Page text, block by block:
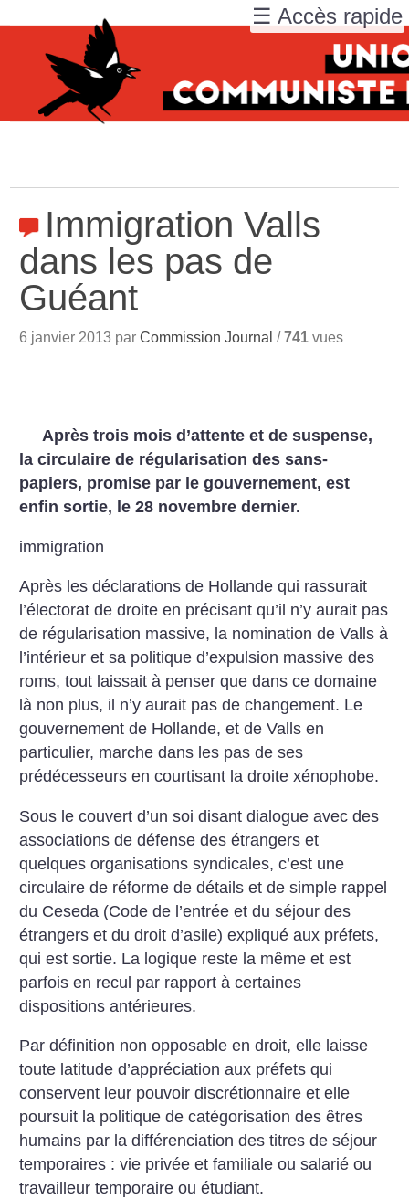
Immigration Valls
dans les pas de
Guéant
6 janvier 2013 parCommission Journal /741 vues
Après trois mois d’attente et de suspense,
la circulaire de régularisation des sans-
papiers, promise par le gouvernement, est
enfin sortie, le 28 novembre dernier.
immigration
Après les déclarations de Hollande qui rassurait
l’électorat de droite en précisant qu’il n’y aurait pas
de régularisation massive, la nomination de Valls à
l’intérieur et sa politique d’expulsion massive des
roms, tout laissait à penser que dans ce domaine
là non plus, il n’y aurait pas de changement. Le
gouvernement de Hollande, et de Valls en
particulier, marche dans les pas de ses
prédécesseurs en courtisant la droite xénophobe.
Sous le couvert d’un soi disant dialogue avec des
associations de défense des étrangers et
quelques organisations syndicales, c’est une
circulaire de réforme de détails et de simple rappel
du Ceseda (Code de l’entrée et du séjour des
étrangers et du droit d’asile) expliqué aux préfets,
qui est sortie. La logique reste la même et est
parfois en recul par rapport à certaines
dispositions antérieures.
Par définition non opposable en droit, elle laisse
toute latitude d’appréciation aux préfets qui
conservent leur pouvoir discrétionnaire et elle
poursuit la politique de catégorisation des êtres
humains par la différenciation des titres de séjour
temporaires : vie privée et familiale ou salarié ou
travailleur temporaire ou étudiant.
☰ Accès rapide